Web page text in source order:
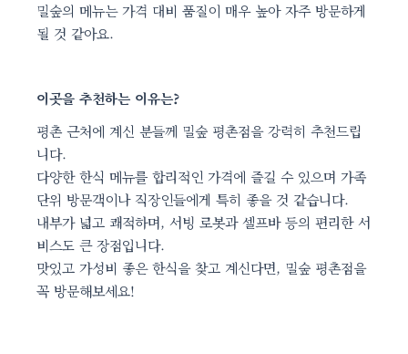
밀숲의 메뉴는 가격 대비 품질이 매우 높아 자주 방문하게
될 것 같아요.
이곳을 추천하는 이유는?
평촌 근처에 계신 분들께 밀숲 평촌점을 강력히 추천드립
니다.
다양한 한식 메뉴를 합리적인 가격에 즐길 수 있으며 가족
단위 방문객이나 직장인들에게 특히 좋을 것 같습니다.
내부가 넓고 쾌적하며, 서빙 로봇과 셀프바 등의 편리한 서
비스도 큰 장점입니다.
맛있고 가성비 좋은 한식을 찾고 계신다면, 밀숲 평촌점을
꼭 방문해보세요!